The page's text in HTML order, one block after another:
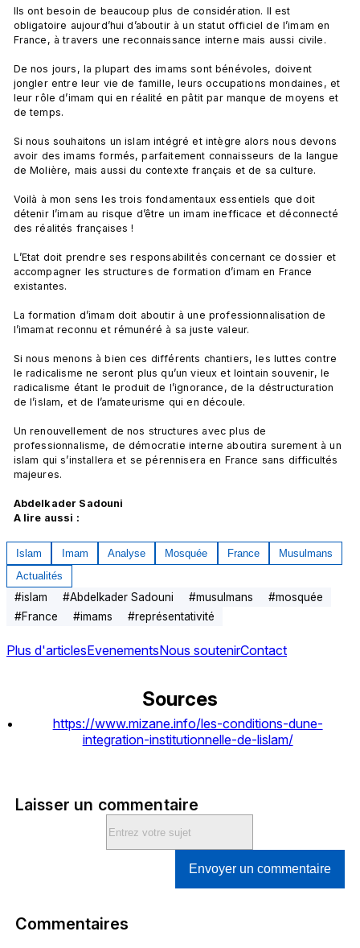
Ils ont besoin de beaucoup plus de considération. Il est
obligatoire aujourd’hui d’aboutir à un statut officiel de l’imam en
France, à travers une reconnaissance interne mais aussi civile.
De nos jours, la plupart des imams sont bénévoles, doivent
jongler entre leur vie de famille, leurs occupations mondaines, et
leur rôle d’imam qui en réalité en pâtit par manque de moyens et
de temps.
Si nous souhaitons un islam intégré et intègre alors nous devons
avoir des imams formés, parfaitement connaisseurs de la langue
de Molière, mais aussi du contexte français et de sa culture.
Voilà à mon sens les trois fondamentaux essentiels que doit
détenir l’imam au risque d’être un imam inefficace et déconnecté
des réalités françaises !
L’Etat doit prendre ses responsabilités concernant ce dossier et
accompagner les structures de formation d’imam en France
existantes.
La formation d’imam doit aboutir à une professionnalisation de
l’imamat reconnu et rémunéré à sa juste valeur.
Si nous menons à bien ces différents chantiers, les luttes contre
le radicalisme ne seront plus qu’un vieux et lointain souvenir, le
radicalisme étant le produit de l’ignorance, de la déstructuration
de l’islam, et de l’amateurisme qui en découle.
Un renouvellement de nos structures avec plus de
professionnalisme, de démocratie interne aboutira surement à un
islam qui s’installera et se pérennisera en France sans difficultés
majeures.
Abdelkader Sadouni
A lire aussi :
Islam Imam Analyse Mosquée France
Musulmans
Actualités
#islam #Abdelkader Sadouni #musulmans #mosquée
#France #imams #représentativité
Plus d'articlesEvenementsNous soutenirContact
Sources
https://www.mizane.info/les-conditions-dune-
integration-institutionnelle-de-lislam/
Laisser un commentaire
Envoyer un commentaire
Commentaires